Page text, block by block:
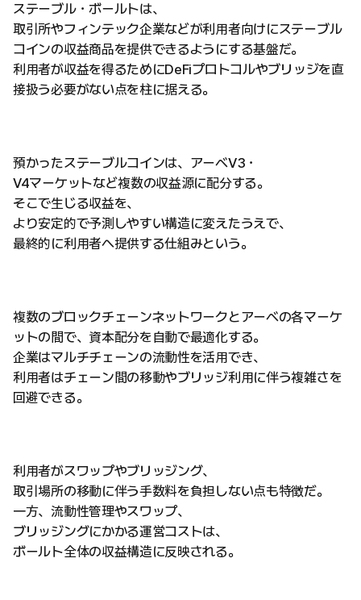
ステーブル・ボールトは、
取引所やフィンテック企業などが利用者向けにステーブル
コインの収益商品を提供できるようにする基盤だ。
利用者が収益を得るためにDeFiプロトコルやブリッジを直
接扱う必要がない点を柱に据える。
預かったステーブルコインは、アーベV3・
V4マーケットなど複数の収益源に配分する。
そこで生じる収益を、
より安定的で予測しやすい構造に変えたうえで、
最終的に利用者へ提供する仕組みという。
複数のブロックチェーンネットワークとアーベの各マーケ
ットの間で、資本配分を自動で最適化する。
企業はマルチチェーンの流動性を活用でき、
利用者はチェーン間の移動やブリッジ利用に伴う複雑さを
回避できる。
利用者がスワップやブリッジング、
取引場所の移動に伴う手数料を負担しない点も特徴だ。
一方、流動性管理やスワップ、
ブリッジングにかかる運営コストは、
ボールト全体の収益構造に反映される。